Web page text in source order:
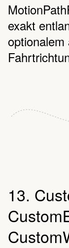
exakt
13.